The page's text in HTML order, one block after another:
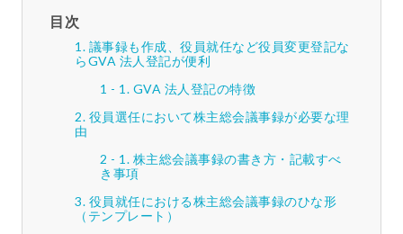
目次
議事録も作成、役員就任など役員変更登記な
らGVA 法人登記が便利
GVA 法人登記の特徴
役員選任において株主総会議事録が必要な理
由
株主総会議事録の書き方・記載すべ
き事項
役員就任における株主総会議事録のひな形
（テンプレート）